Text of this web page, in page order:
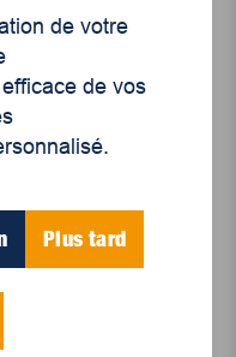
importante chez
voit à la
de votre
de vos
Plus tard